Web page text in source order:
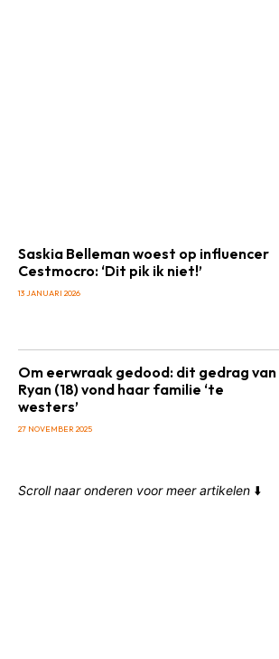
Saskia Belleman woest op influencer
Cestmocro: ‘Dit pik ik niet!’
13 JANUARI 2026
Om eerwraak gedood: dit gedrag van
Ryan (18) vond haar familie ‘te
westers’
27 NOVEMBER 2025
Scroll naar onderen voor meer artikelen ⬇️